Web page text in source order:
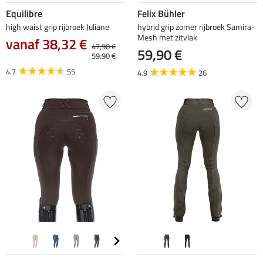
Equilibre
high waist grip rijbroek Juliane
vanaf 38,32 € 47,90 €
59,90 €
4.7
55
Felix Bühler
hybrid grip zomer rijbroek Samira-
Mesh met zitvlak
59,90 €
4.9 26